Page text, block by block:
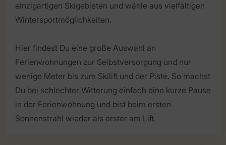
einzigartigen Skigebieten und wähle aus vielfältigen
Wintersportmöglichkeiten.
Hier findest Du eine große Auswahl an
Ferienwohnungen zur Selbstversorgung und nur
wenige Meter bis zum Skilift und der Piste. So machst
Du bei schlechter Witterung einfach eine kurze Pause
in der Ferienwohnung und bist beim ersten
Sonnenstrahl wieder als erster am Lift.